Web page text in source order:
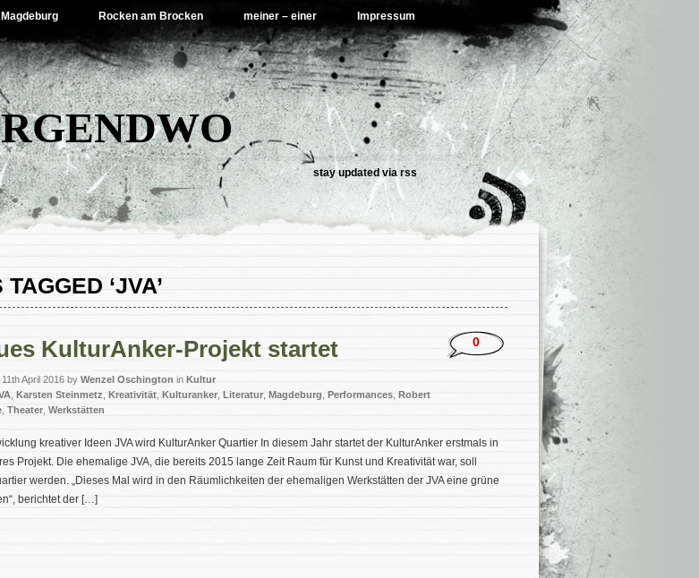
Rocken am Brocken meiner – einer Impressum
stay updated viarss
‘JVA’
KulturAnker-Projekt startet
April 2016 by Wenzel Oschington in Kultur
Karsten Steinmetz Kreativität Kulturanker Literatur Magdeburg Performances Robert
Theater Werkstätten
0
kreativer Ideen JVA wird KulturAnker Quartier In diesem Jahr startet der KulturAnker erstmals in
Projekt. Die ehemalige JVA, die bereits 2015 lange Zeit Raum für Kunst und Kreativität war, soll
werden. „Dieses Mal wird in den Räumlichkeiten der ehemaligen Werkstätten der JVA eine grüne
berichtet der […]